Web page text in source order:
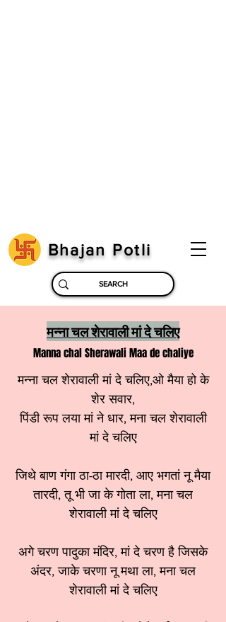
Bhajan Potli
मन्ना चल शेरावाली मां दे चलिए
Manna chal Sherawali Maa de chaliye
मन्ना चल शेरावाली मां दे चलिए,ओ मैया हो के
शेर सवार,
पिंडी रूप लया मां ने धार, मना चल शेरावाली
मां दे चलिए
जिथे बाण गंगा ठा-ठा मारदी, आए भगतां नू मैया
तारदी, तू भी जा के गोता ला, मना चल
शेरावाली मां दे चलिए
अगे चरण पादुका मंदिर, मां दे चरण है जिसके
अंदर, जाके चरणा नू मथा ला, मना चल
शेरावाली मां दे चलिए